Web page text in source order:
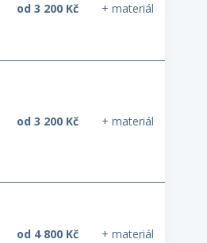
od 3 200 Kč + materiál
od 3 200 Kč + materiál
od 4 800 Kč + materiál